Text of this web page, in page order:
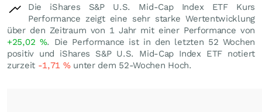
Die iShares S&P U.S. Mid-Cap Index ETF Kurs
Performance zeigt eine sehr starke Wertentwicklung
über den Zeitraum von 1 Jahr mit einer Performance von
+25,02 %. Die Performance ist in den letzten 52 Wochen
positiv und iShares S&P U.S. Mid-Cap Index ETF notiert
zurzeit -1,71 %unter dem 52-Wochen Hoch.